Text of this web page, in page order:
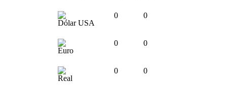
Dólar USA
0 0
Euro
0 0
Real
0 0